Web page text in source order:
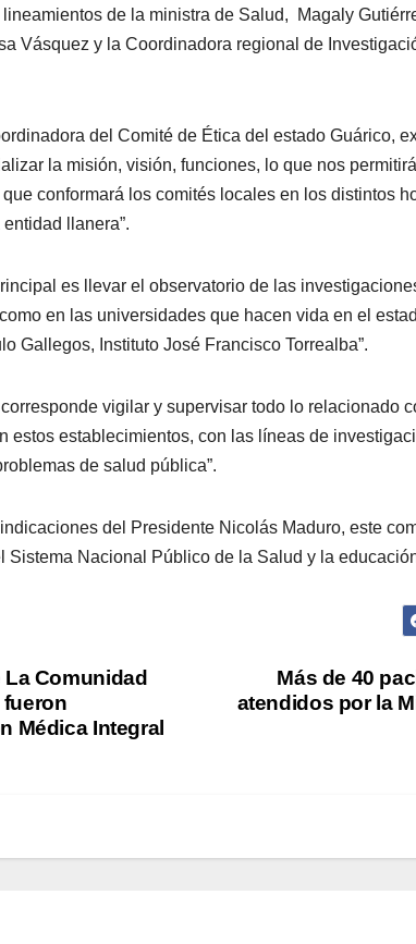
de la ministra de Salud, Magaly
Vásquez y la Coordinadora regional de
del Comité de Ética del estado Guárico,
la misión, visión, funciones, lo que nos
conformará los comités locales en los distintos
llanera”.
es llevar el observatorio de las
en las universidades que hacen vida en el
Gallegos, Instituto José Francisco Torrealba”.
vigilar y supervisar todo lo relacionado
estos establecimientos, con las líneas de
de salud pública”.
del Presidente Nicolás Maduro, este
Sistema Nacional Público de la Salud y la
Más de 40
atendidos por la
La Comunidad
fueron
Médica Integral